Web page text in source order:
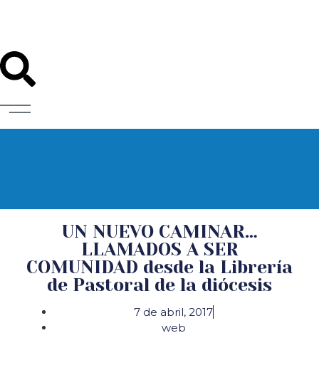
UN NUEVO CAMINAR…
LLAMADOS A SER
COMUNIDAD desde la Librería
de Pastoral de la diócesis
7 de abril, 2017
web